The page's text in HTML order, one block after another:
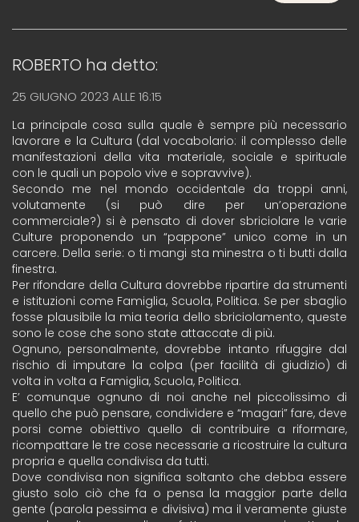
ROBERTO ha detto:
25 GIUGNO 2023 ALLE 16:15
La principale cosa sulla quale è sempre più necessario
lavorare e la Cultura (dal vocabolario: il complesso delle
manifestazioni della vita materiale, sociale e spirituale
con le quali un popolo vive e sopravvive).
Secondo me nel mondo occidentale da troppi anni,
volutamente (si può dire per un’operazione
commerciale?) si è pensato di dover sbriciolare le varie
Culture proponendo un “pappone” unico come in un
carcere. Della serie: o ti mangi sta minestra o ti butti dalla
finestra.
Per rifondare della Cultura dovrebbe ripartire da strumenti
e istituzioni come Famiglia, Scuola, Politica. Se per sbaglio
fosse plausibile la mia teoria dello sbriciolamento, queste
sono le cose che sono state attaccate di più.
Ognuno, personalmente, dovrebbe intanto rifuggire dal
rischio di imputare la colpa (per facilità di giudizio) di
volta in volta a Famiglia, Scuola, Politica.
E’ comunque ognuno di noi anche nel piccolissimo di
quello che può pensare, condividere e “magari” fare, deve
porsi come obiettivo quello di contribuire a riformare,
ricompattare le tre cose necessarie a ricostruire la cultura
propria e quella condivisa da tutti.
Dove condivisa non significa soltanto che debba essere
giusto solo ciò che fa o pensa la maggior parte della
gente (parola pessima e divisiva) ma il veramente giuste